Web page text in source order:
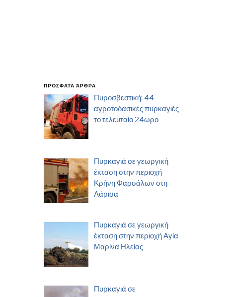
ΠΡΌΣΦΑΤΑ ΆΡΘΡΑ
Πυροσβεστική: 44
αγροτοδασικές πυρκαγιές
το τελευταίο 24ωρο
Πυρκαγιά σε γεωργική
έκταση στην περιοχή
Κρήνη Φαρσάλων στη
Λάρισα
Πυρκαγιά σε γεωργική
έκταση στην περιοχή Αγία
Μαρίνα Ηλείας
Πυρκαγιά σε